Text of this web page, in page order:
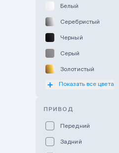
Белый
Серебристый
Черный
Серый
Золотистый
Оранжевый
Показать все цвета
ПРИВОД
Передний
Задний